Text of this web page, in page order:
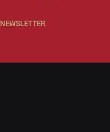
NEWSLETTER